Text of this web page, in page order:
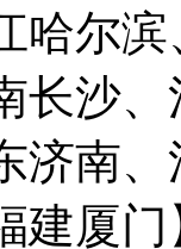
哈尔
长沙
济南
建厦门